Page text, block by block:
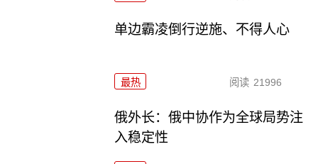
单边霸凌倒行逆施、不得人心
最热 阅读 21996
俄外长：俄中协作为全球局势注
入稳定性